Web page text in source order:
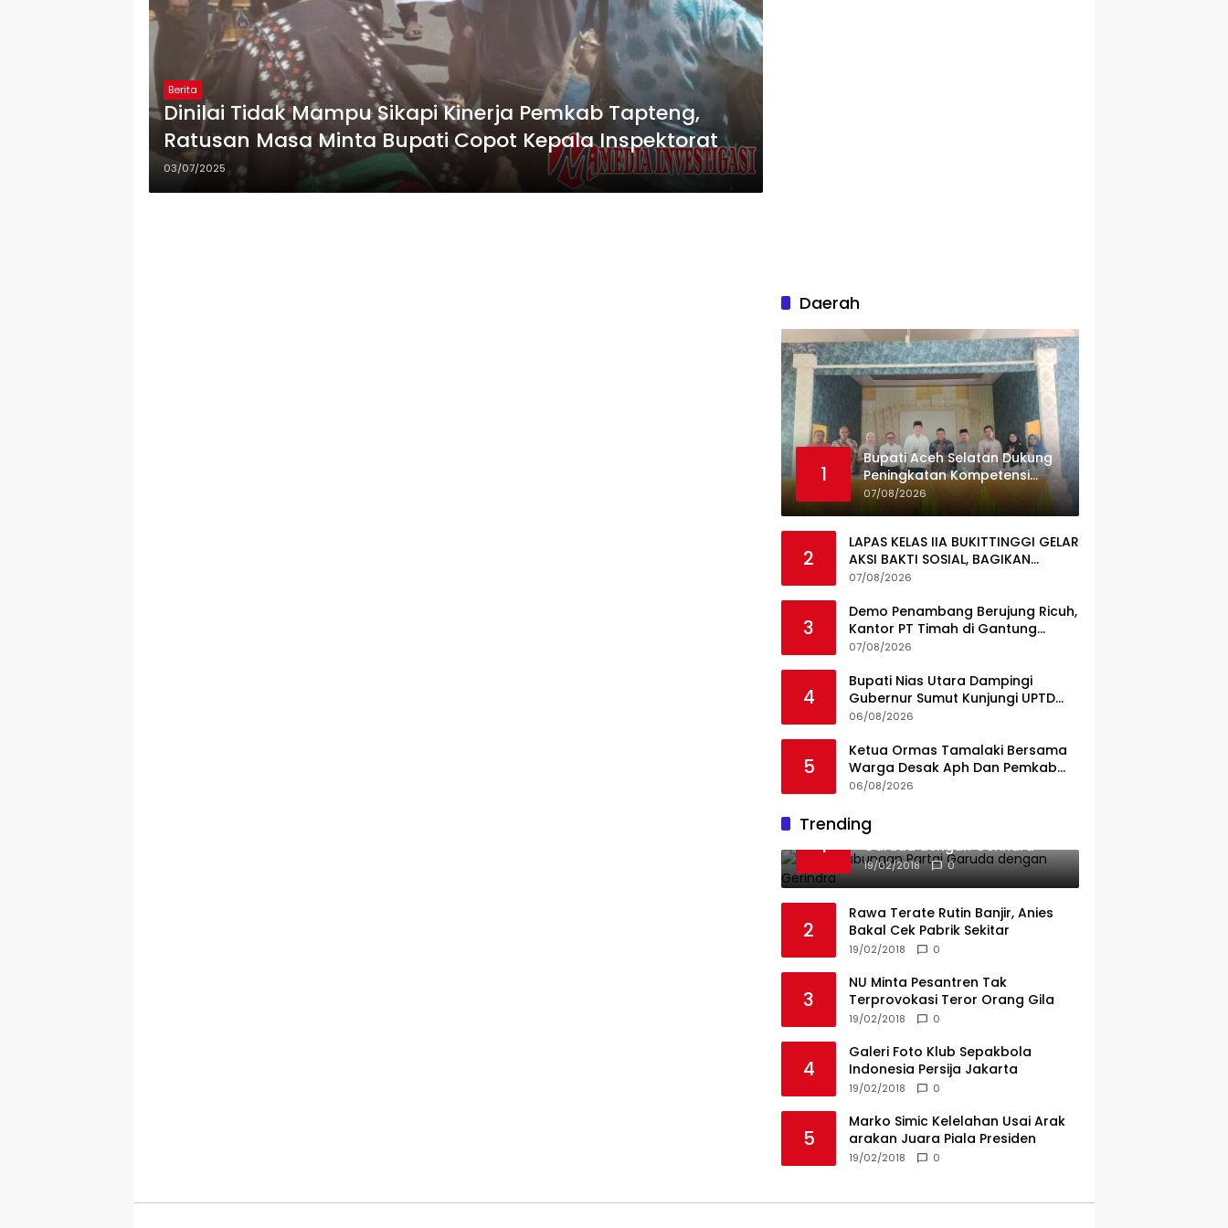
Berita
Dinilai Tidak Mampu Sikapi Kinerja Pemkab Tapteng,
Ratusan Masa Minta Bupati Copot Kepala Inspektorat
03/07/2025
Daerah
1
Bupati Aceh Selatan Dukung
Peningkatan Kompetensi
Guru, Pemkab Jajaki Kerja
Sama dengan Pascasarjana
07/08/2026
2
LAPAS KELAS IIA BUKITTINGGI GELAR
AKSI BAKTI SOSIAL, BAGIKAN
SEMBAKO KEPADA MASYARAKAT
07/08/2026
3
Demo Penambang Berujung Ricuh,
Kantor PT Timah di Gantung
Terbakar; Tuntutan Tata Niaga
07/08/2026
4
Bupati Nias Utara Dampingi
Gubernur Sumut Kunjungi UPTD
Puskesmas Lahewa
06/08/2026
5
Ketua Ormas Tamalaki Bersama
Warga Desak Aph Dan Pemkab
Konsel Tangkap Pelaku Angkut
PT KAP Melintas Jalan Umum
06/08/2026
Trending
1
Ini Dia Hubungan Partai
Garuda dengan Gerindra
19/02/2018 0
2
Rawa Terate Rutin Banjir, Anies
Bakal Cek Pabrik Sekitar
19/02/2018 0
3
NU Minta Pesantren Tak
Terprovokasi Teror Orang Gila
19/02/2018 0
4
Galeri Foto Klub Sepakbola
Indonesia Persija Jakarta
19/02/2018 0
5
Marko Simic Kelelahan Usai Arak
arakan Juara Piala Presiden
19/02/2018 0